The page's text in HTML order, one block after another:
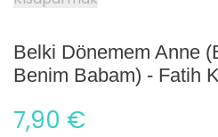
Belki Dönemem Anne
Benim Babam) - Fatih
7,90 €